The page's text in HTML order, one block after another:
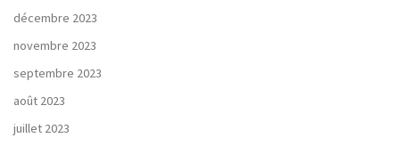
décembre 2023
novembre 2023
septembre 2023
août 2023
juillet 2023